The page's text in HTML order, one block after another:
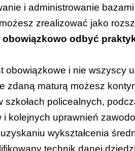
i administrowanie
zrealizować jako
odbyć
obowiązkowe i nie wszyscy
zdaną maturą możesz
szkołach policealnych,
kolejnych uprawnień
wykształcenia
technik danej